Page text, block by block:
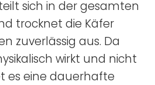
sich in der gesamten
trocknet die Käfer
zuverlässig aus. Da
wirkt und nicht
es eine dauerhafte